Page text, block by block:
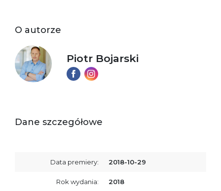
O autorze
Piotr Bojarski
Dane szczegółowe
Data premiery: 2018-10-29
Rok wydania: 2018